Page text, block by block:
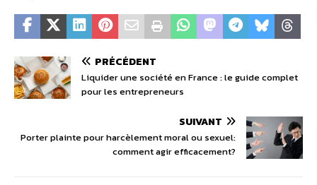
PRÉCÉDENT
Liquider une société en France : le guide complet
pour les entrepreneurs
SUIVANT
Porter plainte pour harcèlement moral ou sexuel:
comment agir efficacement?